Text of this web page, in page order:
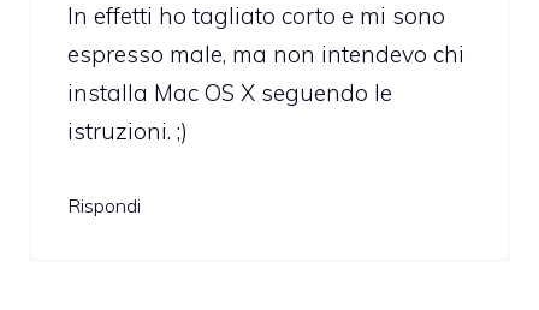
In effetti ho tagliato corto e mi sono
espresso male, ma non intendevo chi
installa Mac OS X seguendo le
istruzioni. ;)
Rispondi